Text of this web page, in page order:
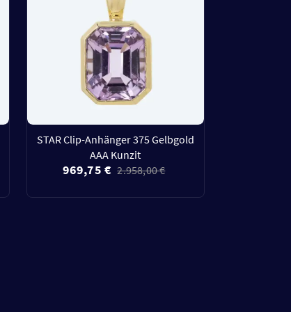
STAR Clip-Anhänger 375 Gelbgold
AAA Kunzit
969,75 € 2.958,00 €